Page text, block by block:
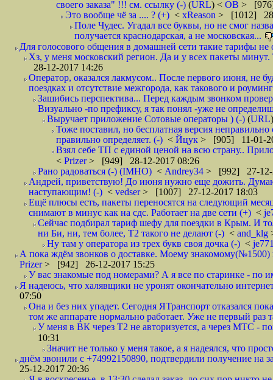
своего заказа" !!! см. ссылку (-) (URL) < ОВ >
Это вообще чё за .... ? (+) < xReason > [1012]
Поле Чудес. Угадал все буквы, но не смог
получается краснодарская, а не московская...
Для голосового общения в домашней сети такие тарифы не
Хз, у меня московский регион. Да и у всех пакеты
28-12-2017 14:26
Оператор, оказался лакмусом.. После первого июня, не
поездках и отсутствие межгорода, как такового и
Зашибись перспектива... Перед каждым звонком
Визуально -по префиксу, я так понял -уже не
Выручает приложение Сотовые операторы ) (-) (URL
Тоже поставил, но бесплатная версия
правильно определяет. (-) < Йцук > [905] 11-01-
Взял себе ТП с единой ценой на всю страну..
< Prizer> [949] 28-12-2017 08:26
Рано радоваться (-) (IMHO) < Andrey34 > [992] 27-12-
Андрей, приветствую! До июня нужно еще дожить.
наступающим! (-) < vedser> [1007] 27-12-2017 18:03
Ещё плюсы есть, пакеты переносятся на следующий
снимают в минус как на сдс. Работает на две сети (+) <
Сейчас подбирал тариф шефу для поездки в Крым. И
ни Би, ни, тем более, Т2 такого не делают (-) < and_klg
Ну там у оператора из трех букв своя дочка (-) <
А пока ждём звонков о доставке. Моему знакомому(№1500)
Prizer> [942] 26-12-2017 15:25
У вас знакомые под номерами? А я все по старинке - по
Я надеюсь, что халявщики не уронят окончательно
07:50
Она и без них упадет. Сегодня ЯТранспорт отказался
том же аппарате нормально работает. Уже не первый раз
У меня в ВК через Т2 не авторизуется, а через МТС -
10:31
Значит не только у меня такое, а я надеялся, что
днём звонили с +74992150890, подтвердили получение на
25-12-2017 20:36